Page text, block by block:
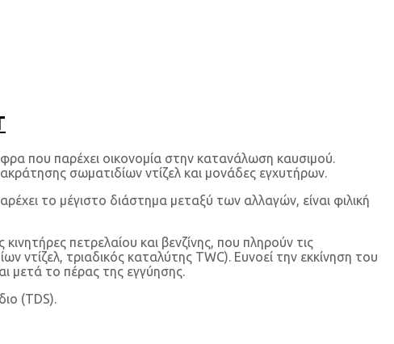
που παρέχει οικονομία στην κατανάλωση καυσιμού.
σωματιδίων ντίζελ και μονάδες εγχυτήρων.
το μέγιστο διάστημα μεταξύ των αλλαγών, είναι φιλική
πετρελαίου και βενζίνης, που πληρούν τις
ντίζελ, τριαδικός καταλύτης TWC). Ευνοεί την εκκίνηση του
μετά το πέρας της εγγύησης.
(TDS).